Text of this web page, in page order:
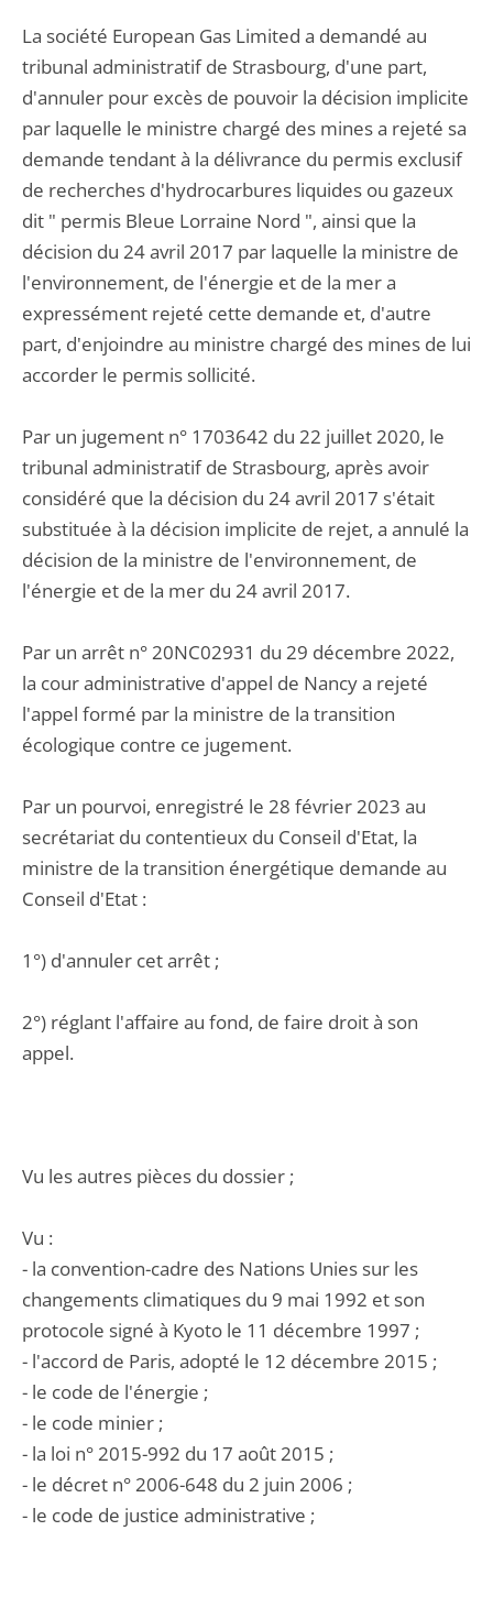
La société European Gas Limited a demandé au
tribunal administratif de Strasbourg, d'une part,
d'annuler pour excès de pouvoir la décision implicite
par laquelle le ministre chargé des mines a rejeté sa
demande tendant à la délivrance du permis exclusif
de recherches d'hydrocarbures liquides ou gazeux
dit " permis Bleue Lorraine Nord ", ainsi que la
décision du 24 avril 2017 par laquelle la ministre de
l'environnement, de l'énergie et de la mer a
expressément rejeté cette demande et, d'autre
part, d'enjoindre au ministre chargé des mines de lui
accorder le permis sollicité.
Par un jugement n° 1703642 du 22 juillet 2020, le
tribunal administratif de Strasbourg, après avoir
considéré que la décision du 24 avril 2017 s'était
substituée à la décision implicite de rejet, a annulé la
décision de la ministre de l'environnement, de
l'énergie et de la mer du 24 avril 2017.
Par un arrêt n° 20NC02931 du 29 décembre 2022,
la cour administrative d'appel de Nancy a rejeté
l'appel formé par la ministre de la transition
écologique contre ce jugement.
Par un pourvoi, enregistré le 28 février 2023 au
secrétariat du contentieux du Conseil d'Etat, la
ministre de la transition énergétique demande au
Conseil d'Etat :
1°) d'annuler cet arrêt ;
2°) réglant l'affaire au fond, de faire droit à son
appel.
Vu les autres pièces du dossier ;
Vu :
- la convention-cadre des Nations Unies sur les
changements climatiques du 9 mai 1992 et son
protocole signé à Kyoto le 11 décembre 1997 ;
- l'accord de Paris, adopté le 12 décembre 2015 ;
- le code de l'énergie ;
- le code minier ;
- la loi n° 2015-992 du 17 août 2015 ;
- le décret n° 2006-648 du 2 juin 2006 ;
- le code de justice administrative ;